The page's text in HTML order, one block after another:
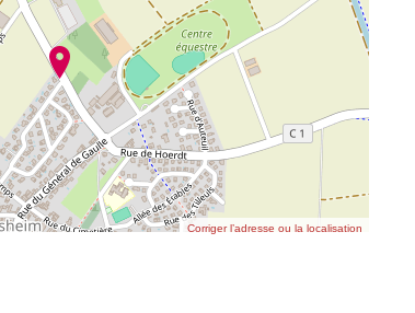
Corriger l’adresse ou la localisation